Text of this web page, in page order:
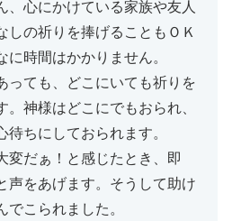
、心にかけている家族や友人
しの祈りを捧げることもＯＫ
に時間はかかりません。
ても、どこにいても祈りを
神様はどこにでもおられ、
ちにしておられます。
変だぁ！と感じたとき、即
声をあげます。そうして助け
でこられました。